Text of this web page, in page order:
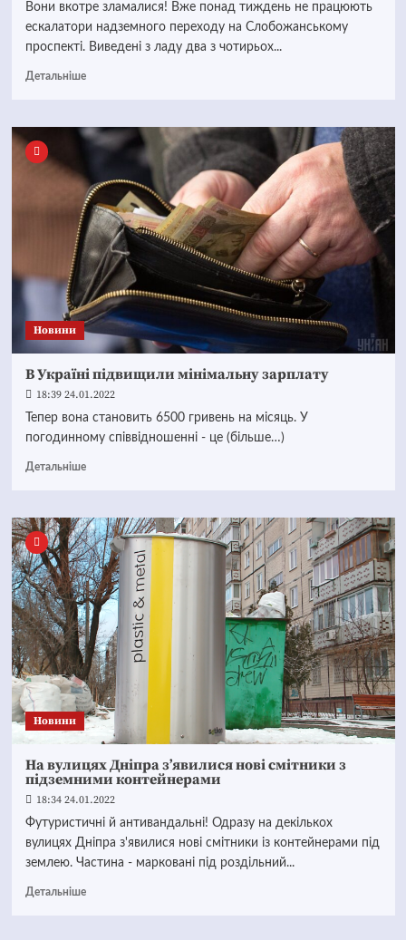
Вони вкотре зламалися! Вже понад тиждень не працюють
ескалатори надземного переходу на Слобожанському
проспекті. Виведені з ладу два з чотирьох...
Детальніше
Новини
В Україні підвищили мінімальну зарплату
18:39 24.01.2022
Тепер вона становить 6500 гривень на місяць. У
погодинному співвідношенні - це (більше…)
Детальніше
Новини
На вулицях Дніпра з’явилися нові смітники з
підземними контейнерами
18:34 24.01.2022
Футуристичні й антивандальні! Одразу на декількох
вулицях Дніпра з'явилися нові смітники із контейнерами під
землею. Частина - марковані під роздільний...
Детальніше